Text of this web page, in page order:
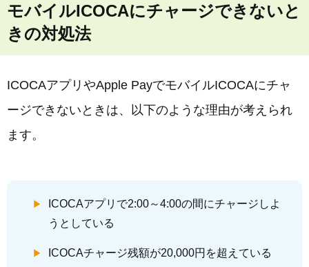
モバイルICOCAにチャージできないと
きの対処法
ICOCAアプリやApple PayでモバイルICOCAにチャ
ージできないときは、以下のような理由が考えられ
ます。
ICOCAアプリで2:00～4:00の間にチャージしよ
うとしている
ICOCAチャージ残額が20,000円を超えている